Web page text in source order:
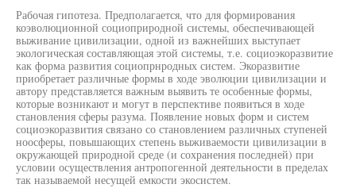
Рабочая гипотеза. Предполагается, что для формирования
коэволюционной социоприродной системы, обеспечивающей
выживание цивилизации, одной из важнейших выступает
экологическая составляющая этой системы, т.е. социоэкоразвитие
как форма развития социопрнродных систем. Экоразвитие
приобретает различные формы в ходе эволюции цивилизации и
автору представляется важным выявить те особенные формы,
которые возникают и могут в перспективе появиться в ходе
становления сферы разума. Появление новых форм и систем
социоэкоразвития связано со становлением различных ступеней
ноосферы, повышающих степень выживаемости цивилизации в
окружающей природной среде (и сохранения последней) при
условии осуществления антропогенной деятельности в пределах
так называемой несущей емкости экосистем.